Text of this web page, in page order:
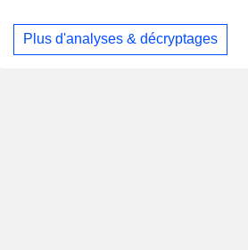
Plus d'analyses & décryptages